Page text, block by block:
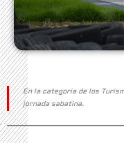
En la categoría de los
jornada sabatina.